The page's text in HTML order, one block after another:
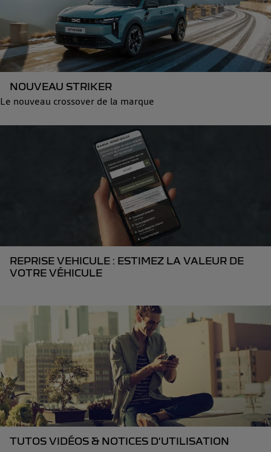
NOUVEAU STRIKER
Le nouveau crossover de la marque
REPRISE VEHICULE : ESTIMEZ LA VALEUR DE
VOTRE VÉHICULE
TUTOS VIDÉOS & NOTICES D’UTILISATION